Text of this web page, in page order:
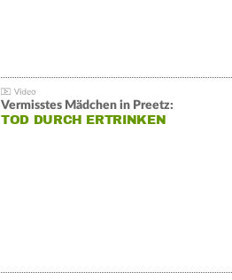
Vermisstes Mädchen in Preetz:
TOD DURCH ERTRINKEN